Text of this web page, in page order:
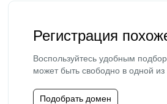
Регистрация
Воспользуйтесь удобным
может быть свободно в одной
Подобрать домен